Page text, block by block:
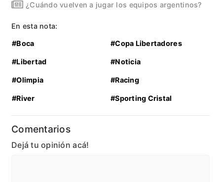
¿Cuándo vuelven a jugar los equipos argentinos?
En esta nota:
#Boca #Copa Libertadores
#Libertad #Noticia
#Olimpia #Racing
#River #Sporting Cristal
Comentarios
Dejá tu opinión acá!